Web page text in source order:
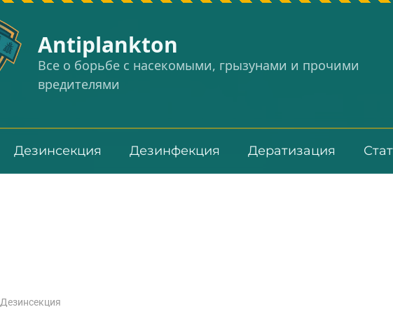
Аntiplankton
Все о борьбе с насекомыми, грызунами и прочими
вредителями
Дезинсекция Дезинфекция Дератизация
Дезинсекция